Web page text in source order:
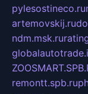
pylesostineco.ru
artemovskij.ru
ndm.msk.ru
remontt.spb.ru